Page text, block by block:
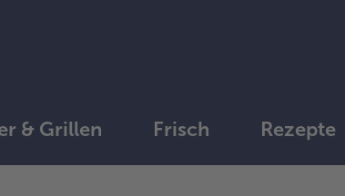
& Grillen Frisch Rezepte